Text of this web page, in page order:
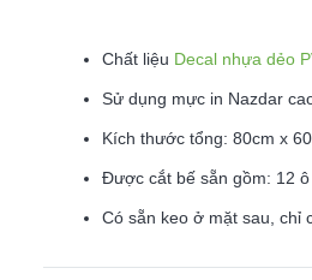
Chất liệu Decal nhựa dẻo
Sử dụng mực in Nazdar
Kích thước tổng: 80cm x
Được cắt bế sẵn gồm: 12
Có sẵn keo ở mặt sau, chỉ